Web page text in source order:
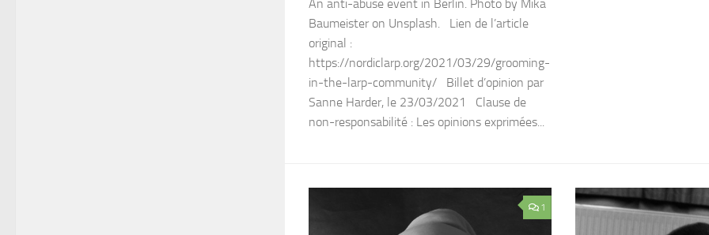
An anti-abuse event in Berlin. Photo by Mika
Baumeister on Unsplash. Lien de l’article
original :
https://nordiclarp.org/2021/03/29/grooming-
in-the-larp-community/ Billet d’opinion par
Sanne Harder, le 23/03/2021 Clause de
non-responsabilité : Les opinions exprimées...
1